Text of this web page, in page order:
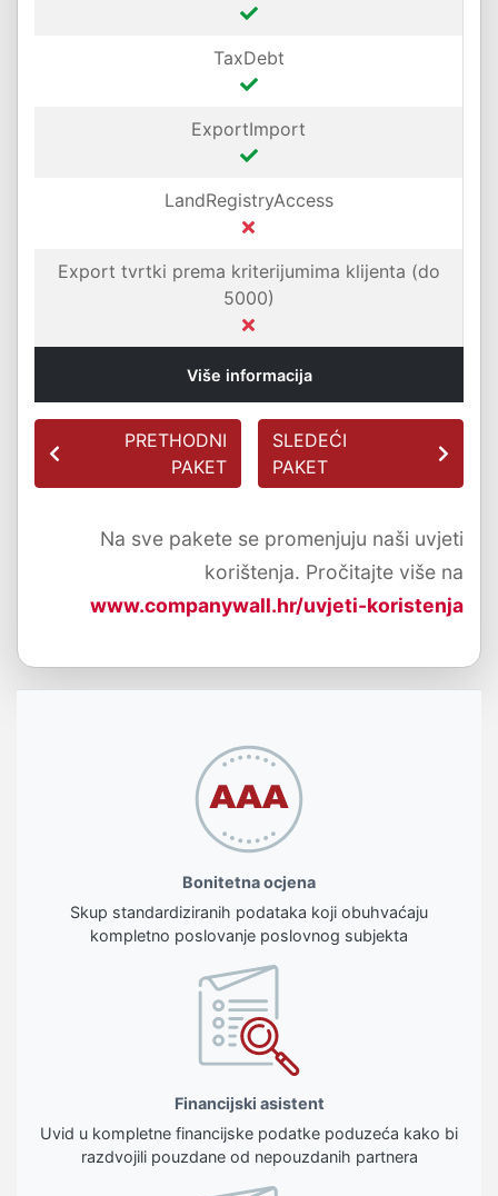
TaxDebt
ExportImport
LandRegistryAccess
Export tvrtki prema kriterijumima klijenta (do
5000)
Više informacija
PRETHODNI
PAKET
SLEDEĆI
PAKET
Na sve pakete se promenjuju naši uvjeti
korištenja. Pročitajte više na
www.companywall.hr/uvjeti-koristenja
Bonitetna ocjena
Skup standardiziranih podataka koji obuhvaćaju
kompletno poslovanje poslovnog subjekta
Financijski asistent
Uvid u kompletne financijske podatke poduzeća kako bi
razdvojili pouzdane od nepouzdanih partnera